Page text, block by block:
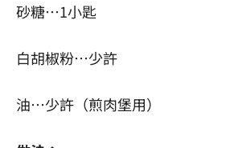
砂糖…1小匙
白胡椒粉…少許
油…少許（煎肉堡用）